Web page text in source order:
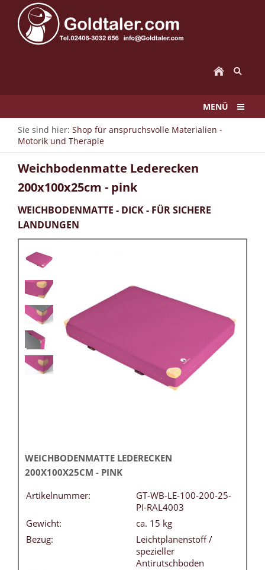
MENÜ
Sie sind hier: Shop für anspruchsvolle Materialien -
Motorik und Therapie
Weichbodenmatte Lederecken
200x100x25cm - pink
WEICHBODENMATTE - DICK - FÜR SICHERE
LANDUNGEN
WEICHBODENMATTE LEDERECKEN
200X100X25CM - PINK
Artikelnummer:
GT-WB-LE-100-200-25-
PI-RAL4003
Gewicht:
ca. 15 kg
Bezug:
Leichtplanenstoff /
spezieller
Antirutschboden